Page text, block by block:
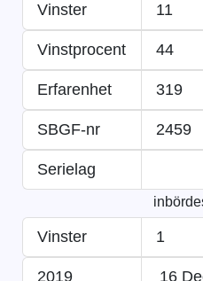
Vinster 11
Vinstprocent 44
Erfarenhet 319
SBGF-nr 2459
Serielag
Vinster 1
2019 16